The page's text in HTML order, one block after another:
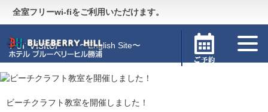
全室フリーwi-fiをご利用いただけます。
Guide 〜施設のご案内〜
For Visitor 〜English Site〜
ビーチクラフト教室を開催しました！